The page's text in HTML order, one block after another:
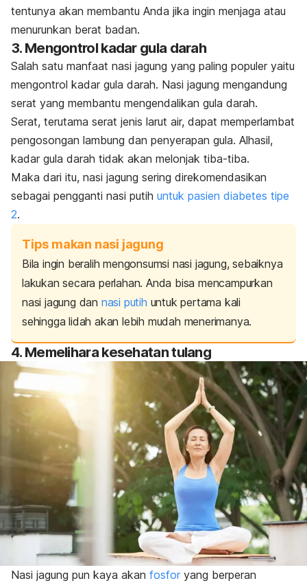
tentunya akan membantu Anda jika ingin menjaga atau
menurunkan berat badan.
3. Mengontrol kadar gula darah
Salah satu manfaat nasi jagung yang paling populer yaitu
mengontrol kadar gula darah. Nasi jagung mengandung
serat yang membantu mengendalikan gula darah.
Serat, terutama serat jenis larut air, dapat memperlambat
pengosongan lambung dan penyerapan gula. Alhasil,
kadar gula darah tidak akan melonjak tiba-tiba.
Maka dari itu, nasi jagung sering direkomendasikan
sebagai pengganti nasi putih untuk pasien diabetes tipe
2.
Tips makan nasi jagung
Bila ingin beralih mengonsumsi nasi jagung, sebaiknya
lakukan secara perlahan.Anda bisa mencampurkan
nasi jagung dan nasi putih untuk pertama kali
sehingga lidah akan lebih mudah menerimanya.
4. Memelihara kesehatan tulang
Nasi jagung pun kaya akan fosfor yang berperan